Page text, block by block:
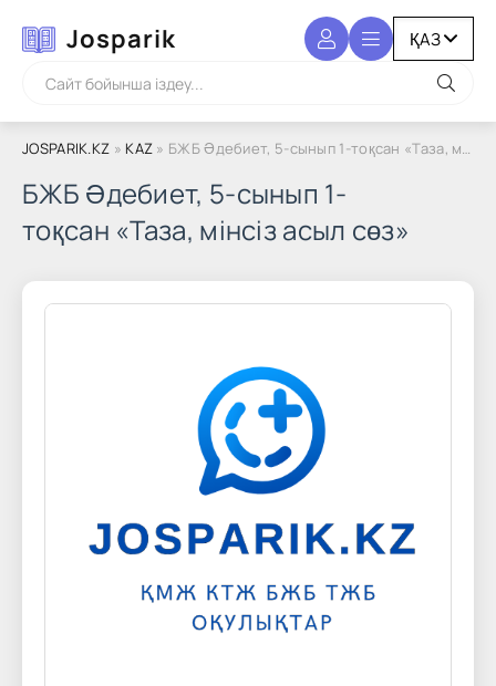
Josparik
JOSPARIK.KZ » KAZ » БЖБ Әдебиет, 5-сынып 1-тоқсан «Таза, мінсіз асыл сөз»
БЖБ Әдебиет, 5-сынып 1-
тоқсан «Таза, мінсіз асыл сөз»